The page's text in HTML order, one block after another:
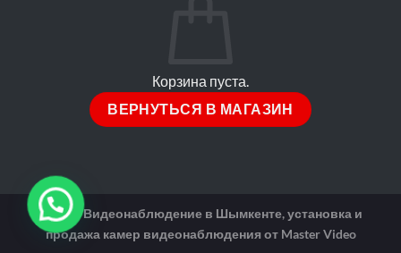
Корзина пуста.
ВЕРНУТЬСЯ В МАГАЗИН
2026 ©Видеонаблюдение в Шымкенте, установка и
продажа камер видеонаблюдения от Master Video